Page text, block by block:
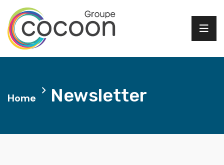
Home Newsletter